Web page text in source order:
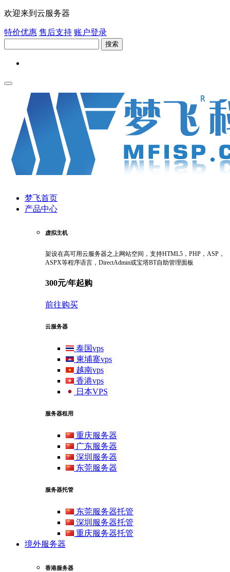
欢迎来到云服务器
特价优惠 售后支持 账户登录
搜索
梦飞首页
产品中心
虚拟主机
架设在高可用云服务器之上网站空间，支持HTML5，PHP，ASP，
ASPX等程序语言，DirectAdmin或宝塔BT自助管理面板
300元/年起购
前往购买
云服务器
泰国vps
柬埔寨vps
越南vps
香港vps
日本VPS
服务器租用
重庆服务器
广东服务器
深圳服务器
东莞服务器
服务器托管
东莞服务器托管
深圳服务器托管
重庆服务器托管
境外服务器
香港服务器